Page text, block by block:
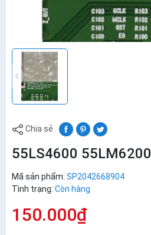
Chia sẻ
55LS4600 55LM6200
Mã sản phẩm: SP2042668904
Tình trạng: Còn hàng
150.000₫